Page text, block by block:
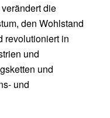
die
den Wohlstand
revolutioniert in
und
und
und